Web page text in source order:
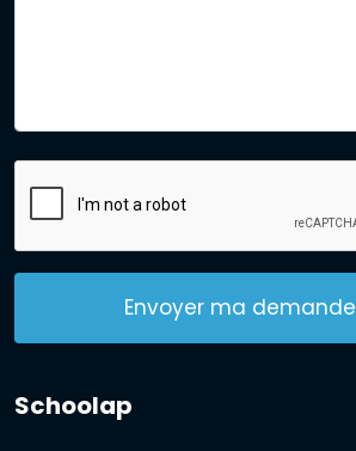
Envoyer ma demande
Schoolap